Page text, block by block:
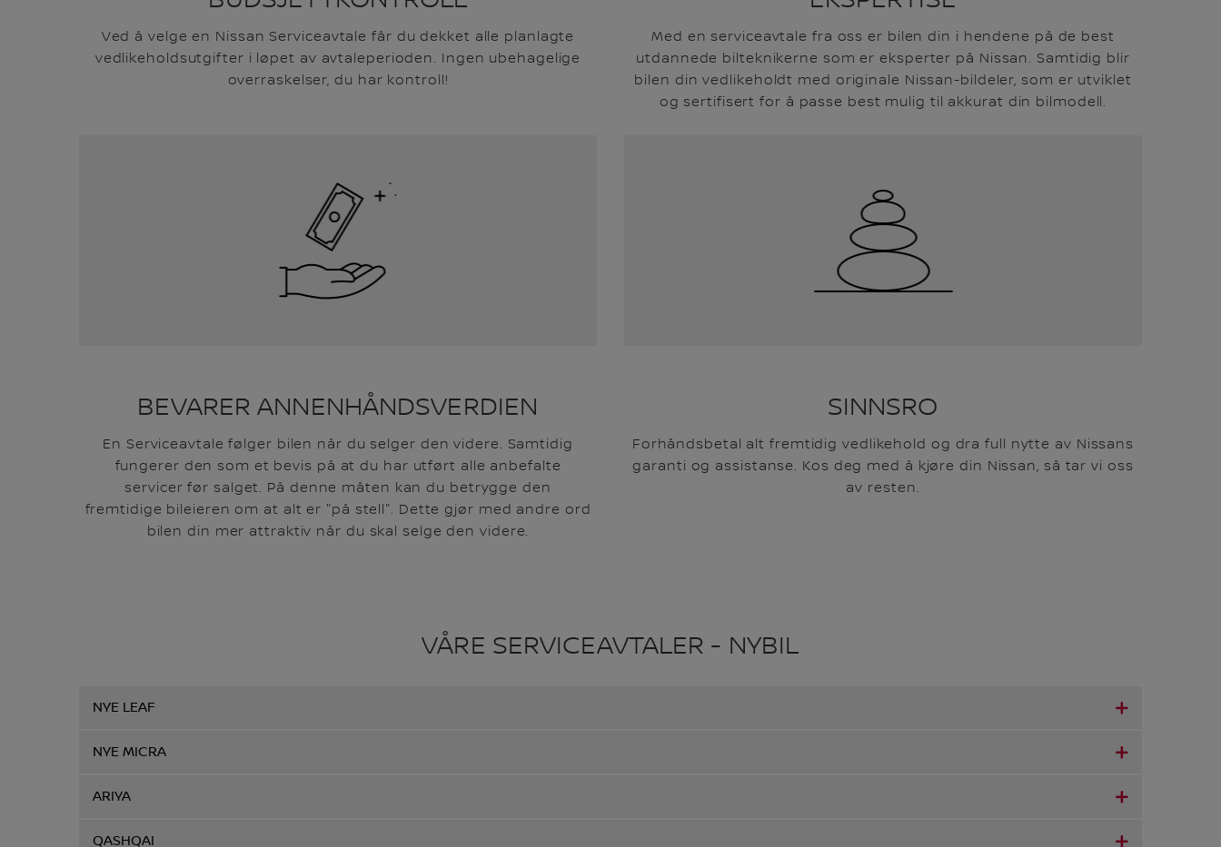
Ved å velge en Nissan Serviceavtale får du dekket alle planlagte
vedlikeholdsutgifter i løpet av avtaleperioden. Ingen ubehagelige
overraskelser, du har kontroll!
Med en serviceavtale fra oss er bilen din i hendene på de best
utdannede bilteknikerne som er eksperter på Nissan. Samtidig blir
bilen din vedlikeholdt med originale Nissan-bildeler, som er utviklet
og sertifisert for å passe best mulig til akkurat din bilmodell.
BEVARER ANNENHÅNDSVERDIEN
En Serviceavtale følger bilen når du selger den videre. Samtidig
fungerer den som et bevis på at du har utført alle anbefalte
servicer før salget. På denne måten kan du betrygge den
fremtidige bileieren om at alt er "på stell". Dette gjør med andre ord
bilen din mer attraktiv når du skal selge den videre.
SINNSRO
Forhåndsbetal alt fremtidig vedlikehold og dra full nytte av Nissans
garanti og assistanse. Kos deg med å kjøre din Nissan, så tar vi oss
av resten.
VÅRE SERVICEAVTALER - NYBIL
NYE LEAF
NYE MICRA
ARIYA
QASHQAI